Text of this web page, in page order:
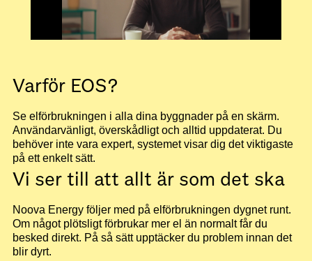
Varför EOS?
Se elförbrukningen i alla dina byggnader på en skärm.
Användarvänligt, överskådligt och alltid uppdaterat. Du
behöver inte vara expert, systemet visar dig det viktigaste
på ett enkelt sätt.
Vi ser till att allt är som det ska
Noova Energy följer med på elförbrukningen dygnet runt.
Om något plötsligt förbrukar mer el än normalt får du
besked direkt. På så sätt upptäcker du problem innan det
blir dyrt.